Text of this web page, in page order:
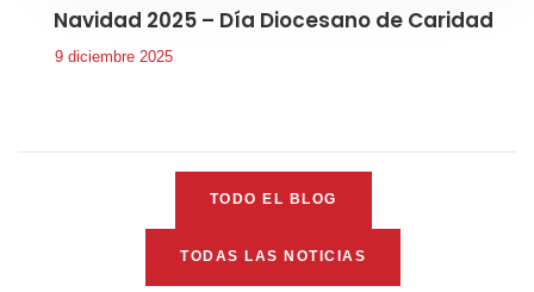
Navidad 2025 – Día Diocesano de Caridad
9 diciembre 2025
TODO EL BLOG
TODAS LAS NOTICIAS